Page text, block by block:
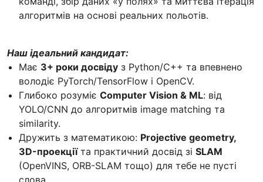
алгоритмів на основі реальних польотів.
Наш ідеальний кандидат:
Має 3+ роки досвіду з Python/C++ та впевнено
володіє PyTorch/TensorFlow і OpenCV.
Глибоко розуміє Computer Vision & ML: від
YOLO/CNN до алгоритмів image matching та
similarity.
Дружить з математикою: Projective geometry,
3D-проекціїта практичний досвід зі SLAM
(OpenVINS, ORB-SLAM тощо) для тебе не пусті
слова.